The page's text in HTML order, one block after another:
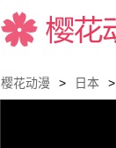
樱花动漫 > 日本 >